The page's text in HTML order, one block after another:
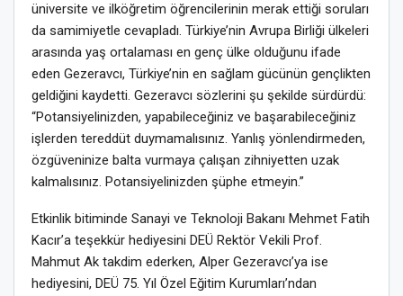
üniversite ve ilköğretim öğrencilerinin merak ettiği soruları
da samimiyetle cevapladı. Türkiye’nin Avrupa Birliği ülkeleri
arasında yaş ortalaması en genç ülke olduğunu ifade
eden Gezeravcı, Türkiye’nin en sağlam gücünün gençlikten
geldiğini kaydetti. Gezeravcı sözlerini şu şekilde sürdürdü:
“Potansiyelinizden, yapabileceğiniz ve başarabileceğiniz
işlerden tereddüt duymamalısınız. Yanlış yönlendirmeden,
özgüveninize balta vurmaya çalışan zihniyetten uzak
kalmalısınız. Potansiyelinizden şüphe etmeyin.”
Etkinlik bitiminde Sanayi ve Teknoloji Bakanı Mehmet Fatih
Kacır’a teşekkür hediyesini DEÜ Rektör Vekili Prof.
Mahmut Ak takdim ederken, Alper Gezeravcı’ya ise
hediyesini, DEÜ 75. Yıl Özel Eğitim Kurumları’ndan